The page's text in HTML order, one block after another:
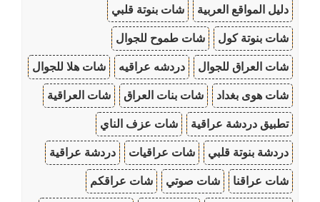
دليل المواقع العربية شات بنوتة قلبي
شات بنوتة كول شات طموح للجوال
شات العراق للجوال دردشه عراقيه شات هلا للجوال
شات هوى بغداد شات بنات العراق شات العراقية
تطبيق دردشة عراقية شات عزف الناي
دردشة بنوتة قلبي شات عراقيات دردشة عراقية
شات عراقنا شات صوتي شات عراقكم